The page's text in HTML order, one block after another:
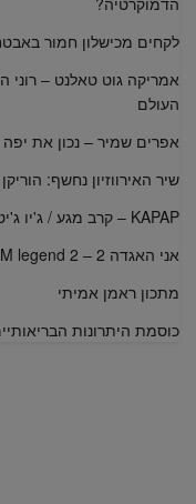
לקחים מכישלון חמור
העולם
אפרים שמיר – נכון את
שיר האירווזיון נחשף:
KAPAP – קרב מגע / ג'יו ג'יטסו ישראלי
אני האגדה 2 – I AM legend 2
מתכון ראמן אמיתי
כוסמת היתרונות